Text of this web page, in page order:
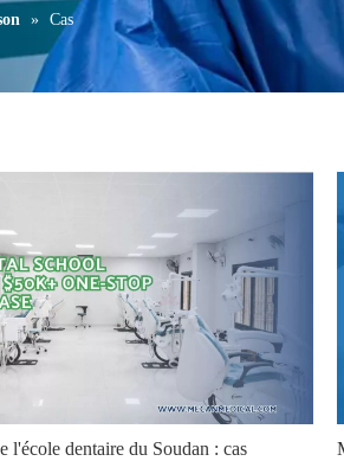
» Cas
l'école dentaire du Soudan : cas